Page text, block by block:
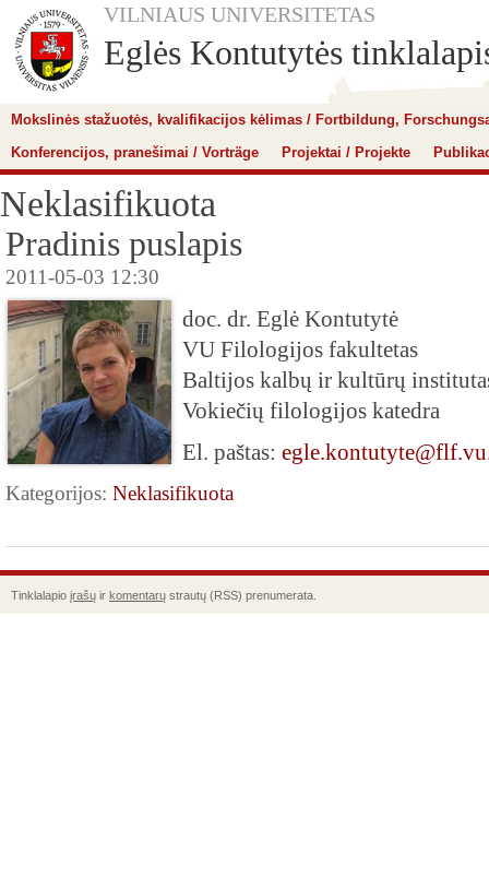
VILNIAUS UNIVERSITETAS
Eglės Kontutytės
Mokslinės stažuotės, kvalifikacijos kėlimas / Fortbildung,
Konferencijos, pranešimai / Vorträge
Projektai / Projekte
Neklasifikuota
Pradinis puslapis
2011-05-03 12:30
doc. dr. Eglė Kontutytė
VU Filologijos fakultetas
Baltijos kalbų ir kultūrų
Vokiečių filologijos katedra
El. paštas:
Kategorijos: Neklasifikuota
Tinklalapio įrašų ir komentarų strautų (RSS) prenumerata.